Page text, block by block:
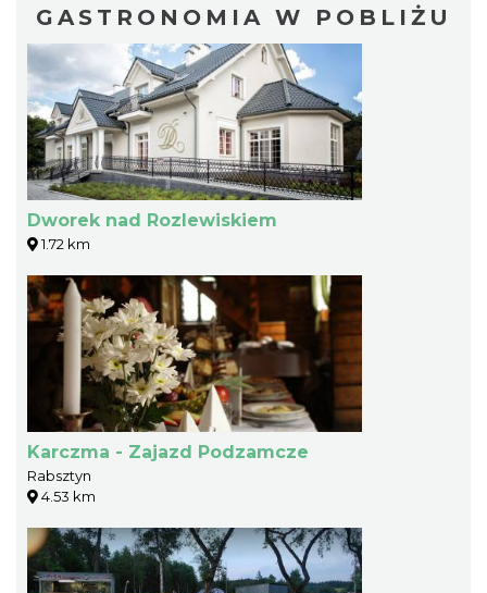
GASTRONOMIA W POBLIŻU
Dworek nad Rozlewiskiem
1.72 km
Karczma - Zajazd Podzamcze
Rabsztyn
4.53 km